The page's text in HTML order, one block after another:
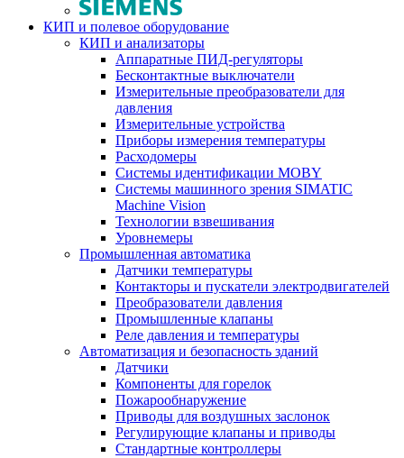
КИП и полевое оборудование
КИП и анализаторы
Аппаратные ПИД-регуляторы
Бесконтактные выключатели
Измерительные преобразователи для
давления
Измерительные устройства
Приборы измерения температуры
Расходомеры
Системы идентификации MOBY
Системы машинного зрения SIMATIC
Machine Vision
Технологии взвешивания
Уровнемеры
Промышленная автоматика
Датчики температуры
Контакторы и пускатели электродвигателей
Преобразователи давления
Промышленные клапаны
Реле давления и температуры
Автоматизация и безопасность зданий
Датчики
Компоненты для горелок
Пожарообнаружение
Приводы для воздушных заслонок
Регулирующие клапаны и приводы
Стандартные контроллеры